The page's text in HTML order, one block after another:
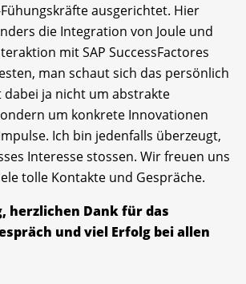
ausgerichtet. Hier
die Integration von Joule und
mit SAP SuccessFactores
man schaut sich das persönlich
dabei ja nicht um abstrakte
um konkrete Innovationen
Ich bin jedenfalls überzeugt,
Interesse stossen. Wir freuen uns
tolle Kontakte und Gespräche.
herzlichen Dank für das
und viel Erfolg bei allen